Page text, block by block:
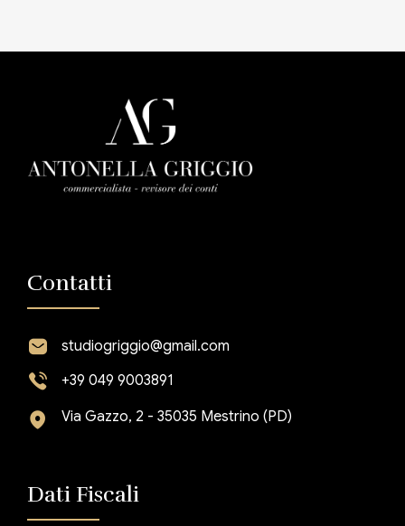
Contatti
studiogriggio@gmail.com
+39 049 9003891
Via Gazzo, 2 - 35035 Mestrino (PD)
Dati Fiscali